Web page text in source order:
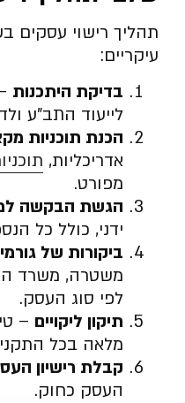
תהליך רישוי עסקים
עיקריים:
בדיקת היתכנות
לייעוד התב”ע
הכנת תוכניות
אדריכליות,
מפורט.
הגשת הבקשה
ידני, כולל כל
ביקורות של
משטרה, משרד
לפי סוג העסק.
תיקון ליקויים –
מלאה בכל
קבלת רישיון
העסק כחוק.